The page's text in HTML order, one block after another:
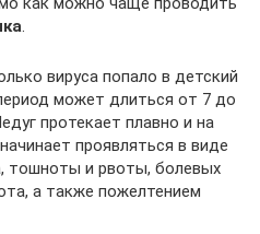
.
вируса попало в детский
может длиться от 7 до
протекает плавно и на
проявляться в виде
тошноты и рвоты, болевых
а также пожелтением